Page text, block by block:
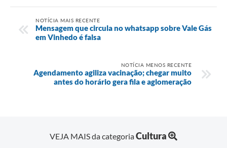
NOTÍCIA MAIS RECENTE
Mensagem que circula no whatsapp sobre Vale Gás
em Vinhedo é falsa
NOTÍCIA MENOS RECENTE
Agendamento agiliza vacinação; chegar muito
antes do horário gera fila e aglomeração
VEJA MAIS da categoriaCultura